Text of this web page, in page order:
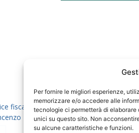
Per fornire le migliori esperienze,
memorizzare e/o accedere alle
tecnologie ci permetterà di
unici su questo sito. Non
su alcune caratteristiche e funzioni.
fiscale 80069130583
D'Anna